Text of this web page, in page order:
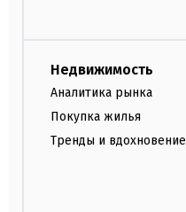
Недвижимость
Аналитика рынка
Покупка жилья
Тренды и вдохновение